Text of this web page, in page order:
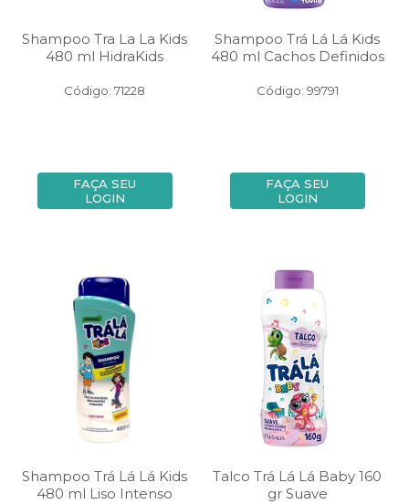
Shampoo Tra La La Kids
480 ml HidraKids
Código: 71228
FAÇA SEU
LOGIN
Shampoo Trá Lá Lá Kids
480 ml Cachos Definidos
Código: 99791
FAÇA SEU
LOGIN
Shampoo Trá Lá Lá Kids
480 ml Liso Intenso
Talco Trá Lá Lá Baby 160
gr Suave